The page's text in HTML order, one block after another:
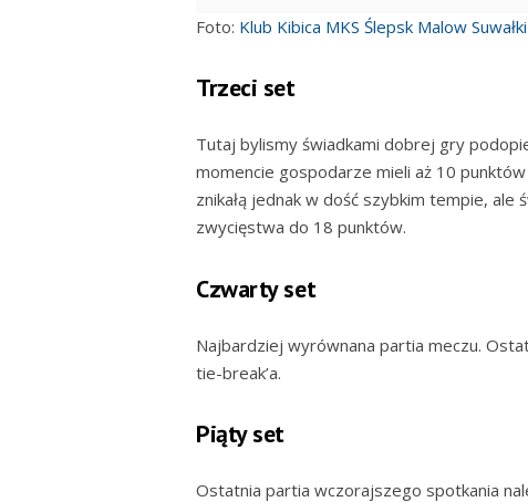
Foto: Klub Kibica MKS Ślepsk Malow Suwałki
Trzeci set
Tutaj bylismy świadkami dobrej gry
momencie gospodarze mieli aż 10
znikałą jednak w dość szybkim tempie,
zwycięstwa do 18 punktów.
Czwarty set
Najbardziej wyrównana partia meczu.
tie-break’a.
Piąty set
Ostatnia partia wczorajszego spotkania